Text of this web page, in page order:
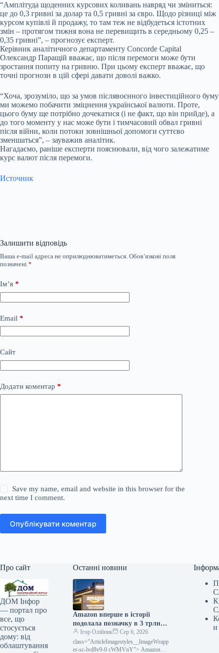
“Амплітуда щоденних курсових коливань навряд чи зміниться:
це до 0,3 гривні за долар та 0,5 гривні за євро. Щодо різниці між
курсом купівлі й продажу, то там теж не відбудеться істотних
змін – протягом тижня вона не перевищить в середньому 0,25 –
0,35 гривні”, – прогнозує експерт.
Керівник аналітичного департаменту Concorde Capital
Олександр Паращій вважає, що після перемоги може бути
зростання попиту на гривню. При цьому експерт вважає, що
точні прогнози в цій сфері давати доволі важко.
“Хоча, зрозуміло, що за умов післявоєнного інвестиційного буму
ми можемо побачити зміцнення української валюти. Проте,
цього буму ще потрібно дочекатися (і не факт, що він прийде), а
до того моменту у нас може бути і тимчасовий обвал гривні
після війни, коли потоки зовнішньої допомоги суттєво
зменшаться”, – зауважив аналітик.
Нагадаємо, раніше експерти пояснювали, від чого залежатиме
курс валют після перемоги.
Источник
Залишити відповідь
Ваша e-mail адреса не оприлюднюватиметься. Обов’язкові поля
позначені *
Ім’я *
Email *
Сайт
Додати коментар *
Save my name, email and website in this browser for the
next time I comment.
Опублікувати коментар
Про сайт
ДОМ Інфор
— портал про
все, що
стосується
дому: від
облаштування
Останні новини
Amazon вперше в історії
подолала позначку в 3 трлн
доларів ринкової капіталізації
Ігор Олійник
Сер 6, 2026
class=”ArticleImagestyles__ImageWrapp
er-sc-lvd8v9-0 cWMVnY”> Amazon
и